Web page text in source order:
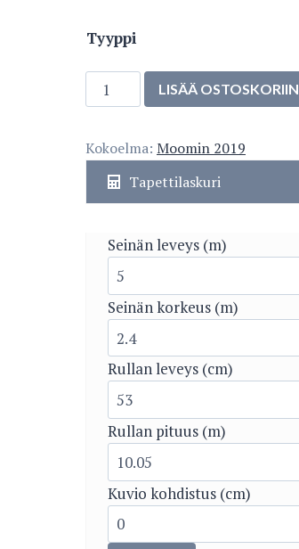
Tyyppi
5353-
4
LISÄÄ OSTOSKORIIN
Kokoelma: Moomin 2019
Tapettilaskuri
Seinän leveys (m)
Seinän korkeus (m)
Rullan leveys (cm)
Rullan pituus (m)
Kuvio kohdistus (cm)